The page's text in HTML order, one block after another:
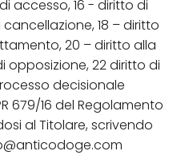
accesso, 16 - diritto di
18 – diritto
20 – diritto alla
opposizione, 22 diritto di
decisionale
679/16 del Regolamento
al Titolare, scrivendo